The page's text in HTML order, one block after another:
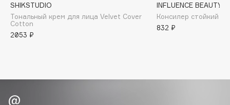
Brunello Cucinelli
Bvlgari
by TERRY
SHIKSTUDIO
Тональный крем для лица Velvet Cover
Cotton
2053 ₽
INFLUENCE BEAUTY
Консилер стойкий
832 ₽